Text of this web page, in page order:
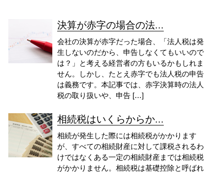
決算が赤字の場合の法...
会社の決算が赤字だった場合、「法人税は発
生しないのだから、申告しなくてもいいので
は？」と考える経営者の方もいるかもしれま
せん。しかし、たとえ赤字でも法人税の申告
は義務です。本記事では、赤字決算時の法人
税の取り扱いや、申告 […]
相続税はいくらからか...
相続が発生した際には相続税がかかります
が、すべての相続財産に対して課税されるわ
けではなくある一定の相続財産までは相続税
がかかりません。相続税は基礎控除と呼ばれ